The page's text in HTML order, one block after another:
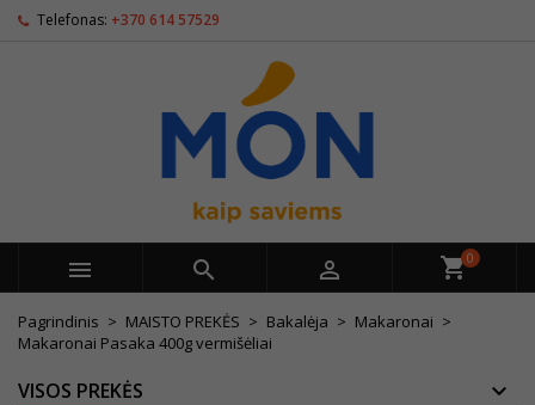
Telefonas: +370 614 57529
   0
Pagrindinis MAISTO PREKĖS Bakalėja
Makaronai
Makaronai Pasaka 400g vermišėliai
VISOS PREKĖS